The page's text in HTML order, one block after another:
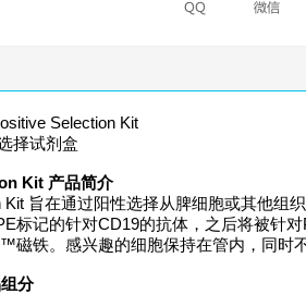
Selection Kit
择试剂盒
Kit 产品简介
旨在通过阳性选择从脾细胞或其他组
标记的针对CD19的抗体，之后将被针
铁。感兴趣的细胞保持在管内，同时
分